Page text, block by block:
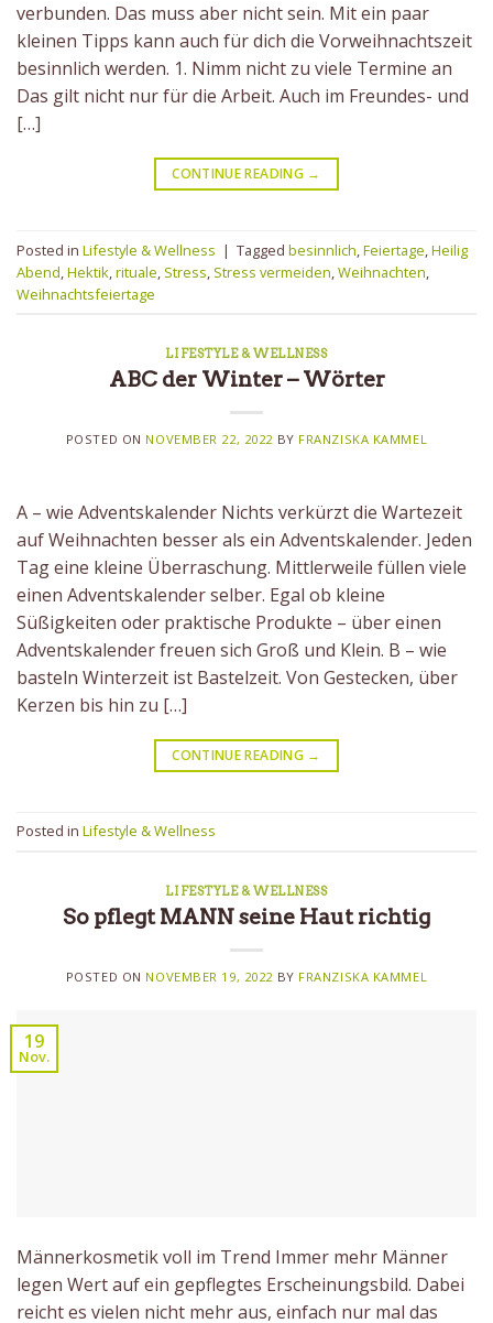
verbunden. Das muss aber nicht sein. Mit ein paar
kleinen Tipps kann auch für dich die Vorweihnachtszeit
besinnlich werden. 1. Nimm nicht zu viele Termine an
Das gilt nicht nur für die Arbeit. Auch im Freundes- und
[…]
CONTINUE READING →
Posted in Lifestyle & Wellness | Tagged besinnlich,Feiertage,Heilig
Abend,Hektik,rituale, Stress, Stress vermeiden,Weihnachten,
Weihnachtsfeiertage
LIFESTYLE & WELLNESS
ABC der Winter – Wörter
POSTED ON NOVEMBER 22, 2022BY FRANZISKA KAMMEL
A – wie Adventskalender Nichts verkürzt die Wartezeit
auf Weihnachten besser als ein Adventskalender. Jeden
Tag eine kleine Überraschung. Mittlerweile füllen viele
einen Adventskalender selber. Egal ob kleine
Süßigkeiten oder praktische Produkte – über einen
Adventskalender freuen sich Groß und Klein. B – wie
basteln Winterzeit ist Bastelzeit. Von Gestecken, über
Kerzen bis hin zu […]
CONTINUE READING →
Posted in Lifestyle & Wellness
LIFESTYLE & WELLNESS
So pflegt MANN seine Haut richtig
POSTED ON NOVEMBER 19, 2022 BY FRANZISKA KAMMEL
19
Nov.
Männerkosmetik voll im Trend Immer mehr Männer
legen Wert auf ein gepflegtes Erscheinungsbild. Dabei
reicht es vielen nicht mehr aus, einfach nur mal das